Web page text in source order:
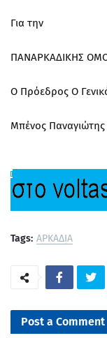
Για την
ΠΑΝΑΡΚΑΔΙΚΗΣ
Ο Πρόεδρος Ο
Μπένος
Tags: ΑΡΚΑΔΙΑ
Post a Comment